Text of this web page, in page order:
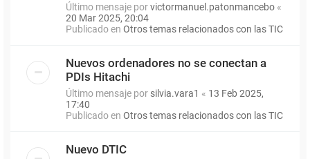
Último mensaje porvictormanuel.patonmancebo «
20 Mar 2025, 20:04
Publicado en Otros temas relacionados con las TIC
Nuevos ordenadores no se conectan a
PDIs Hitachi
Último mensaje por silvia.vara1 « 13 Feb 2025,
17:40
Publicado en Otros temas relacionados con las TIC
Nuevo DTIC